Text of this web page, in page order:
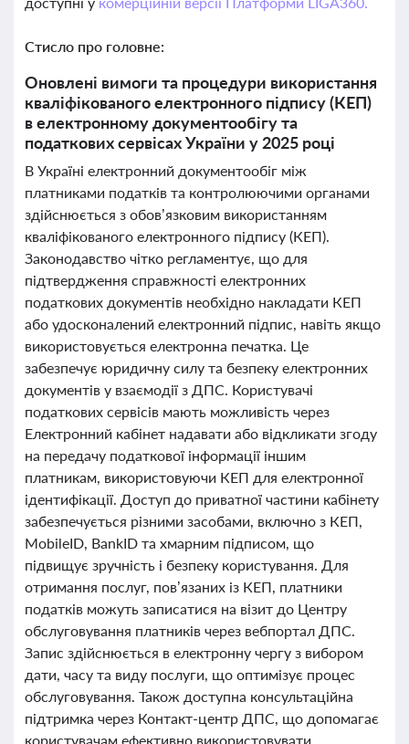
Стисло про головне:
Оновлені вимоги та процедури використання
кваліфікованого електронного підпису (КЕП)
в електронному документообігу та
податкових сервісах України у 2025 році
В Україні електронний документообіг між
платниками податків та контролюючими органами
здійснюється з обов’язковим використанням
кваліфікованого електронного підпису (КЕП).
Законодавство чітко регламентує, що для
підтвердження справжності електронних
податкових документів необхідно накладати КЕП
або удосконалений електронний підпис, навіть якщо
використовується електронна печатка. Це
забезпечує юридичну силу та безпеку електронних
документів у взаємодії з ДПС. Користувачі
податкових сервісів мають можливість через
Електронний кабінет надавати або відкликати згоду
на передачу податкової інформації іншим
платникам, використовуючи КЕП для електронної
ідентифікації. Доступ до приватної частини кабінету
забезпечується різними засобами, включно з КЕП,
MobileID, BankID та хмарним підписом, що
підвищує зручність і безпеку користування. Для
отримання послуг, пов’язаних із КЕП, платники
податків можуть записатися на візит до Центру
обслуговування платників через вебпортал ДПС.
Запис здійснюється в електронну чергу з вибором
дати, часу та виду послуги, що оптимізує процес
обслуговування. Також доступна консультаційна
підтримка через Контакт-центр ДПС, що допомагає
користувачам ефективно використовувати